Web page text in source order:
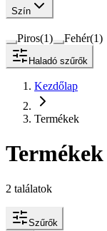
Szín
Piros(1) Fehér(1)
Haladó szűrők
Kezdőlap
Termékek
Termékek
2 találatok
Szűrők